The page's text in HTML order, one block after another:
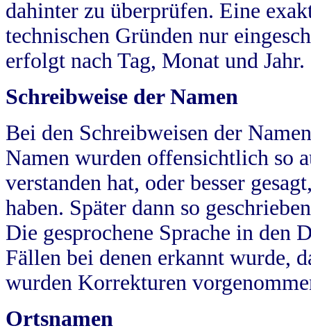
dahinter zu überprüfen. Eine
technischen Gründen nur
erfolgt nach Tag, Monat und Jahr.
Schreibweise der Namen
Bei den Schreibweisen der
Namen wurden offensichtlich so
verstanden hat, oder besser
haben. Später dann so
Die gesprochene Sprache in
Fällen bei denen erkannt wurde,
wurden Korrekturen
Ortsnamen